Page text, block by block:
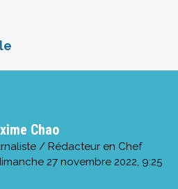
Chao
/ Rédacteur en Chef
27 novembre 2022, 9:25